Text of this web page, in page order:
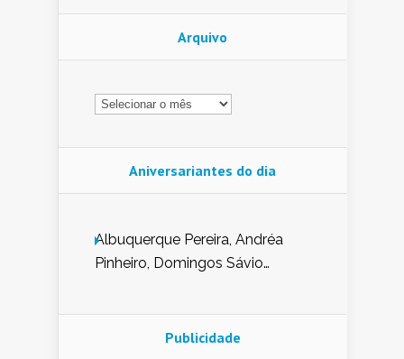
Arquivo
Arquivo
Aniversariantes do dia
Albuquerque Pereira, Andréa
Pinheiro, Domingos Sávio
Nunes de Sena, Fátima Peixoto,
Publicidade